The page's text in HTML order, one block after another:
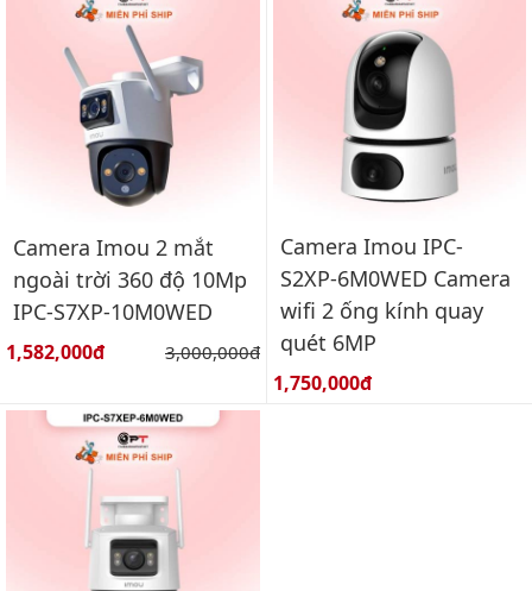
Camera Imou 2 mắt
ngoài trời 360 độ 10Mp
IPC-S7XP-10M0WED
Giá bán:
1,582,000đ Giá gốc:
3,000,000đ
Camera Imou IPC-
S2XP-6M0WED Camera
wifi 2 ống kính quay
quét 6MP
Giá bán:
1,750,000đ